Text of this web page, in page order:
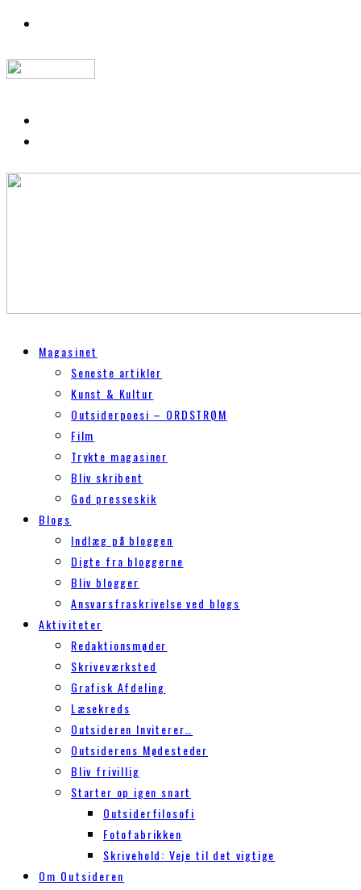
Magasinet
Seneste artikler
Kunst & Kultur
Outsiderpoesi – ORDSTRØM
Film
Trykte magasiner
Bliv skribent
God presseskik
Blogs
Indlæg på bloggen
Digte fra bloggerne
Bliv blogger
Ansvarsfraskrivelse ved blogs
Aktiviteter
Redaktionsmøder
Skriveværksted
Grafisk Afdeling
Læsekreds
Outsideren Inviterer…
Outsiderens Mødesteder
Bliv frivillig
Starter op igen snart
Outsiderfilosofi
Fotofabrikken
Skrivehold: Veje til det vigtige
Om Outsideren